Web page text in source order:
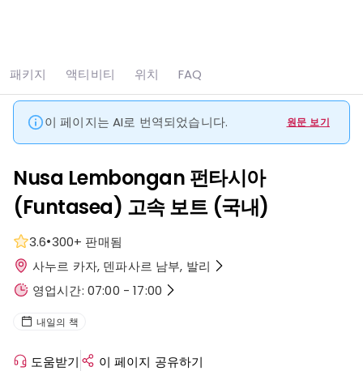
홈 Sanur
이 페이지는 AI로 번역되었습니다. 원문 보기
패키지 액티비티 위치 FAQ
Nusa Lembongan 펀타시아
(Funtasea) 고속 보트 (국내)
3.6•300+ 판매됨
사누르 카자, 덴파사르 남부, 발리
영업시간: 07:00 - 17:00
내일의 책
도움받기 이 페이지 공유하기